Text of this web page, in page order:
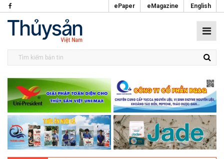
ePaper eMagazine English